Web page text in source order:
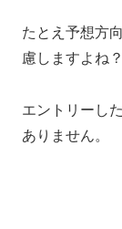
たとえ予想方
慮しますよね？
エントリーし
ありません。